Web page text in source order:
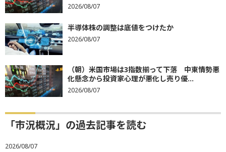
2026/08/07
半導体株の調整は底値をつけたか
2026/08/07
（朝）米国市場は3指数揃って下落 中東情勢悪
化懸念から投資家心理が悪化し売り優...
2026/08/07
「市況概況」の過去記事を読む
2026/08/07